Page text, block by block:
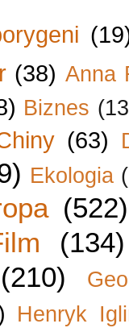
(38) Anna
Biznes
(63)
Ekologia
(522)
(134)
(210)
Henryk